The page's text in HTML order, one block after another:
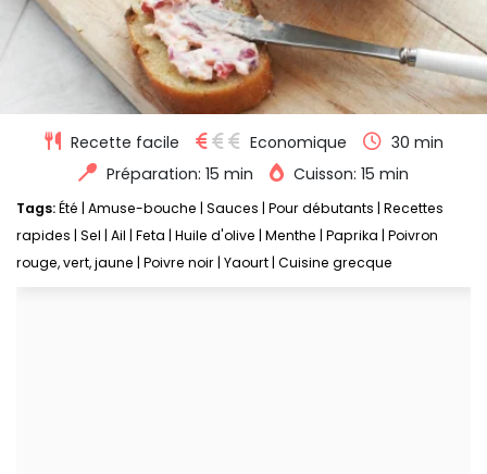
Recette facile Economique
30 min
Préparation: 15 min
Cuisson: 15 min
Tags:Été Amuse-bouche Sauces Pour débutants Recettes
rapides Sel Ail Feta Huile d'olive Menthe Paprika Poivron
rouge, vert, jaune Poivre noir Yaourt Cuisine grecque